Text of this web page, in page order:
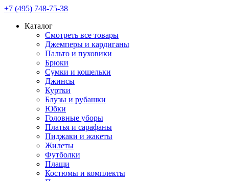
+7 (495) 748-75-38
Каталог
Смотреть все товары
Джемперы и кардиганы
Пальто и пуховики
Брюки
Сумки и кошельки
Джинсы
Куртки
Блузы и рубашки
Юбки
Головные уборы
Платья и сарафаны
Пиджаки и жакеты
Жилеты
Футболки
Плащи
Костюмы и комплекты